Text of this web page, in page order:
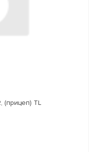
Шина 215/75 R17,5 <КАМА> NT 202, (прицеп) TL